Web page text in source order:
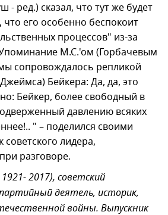
- ред.) сказал, что тут же будет
его особенно беспокоит
процессов" из-за
М.С.'ом (Горбачевым
сопровождалось репликой
Бейкера: Да, да, это
Бейкер, более свободный в
давлению всяких
" – поделился своими
лидера,
разговоре.
2017), советский
деятель, историк,
войны. Выпускник